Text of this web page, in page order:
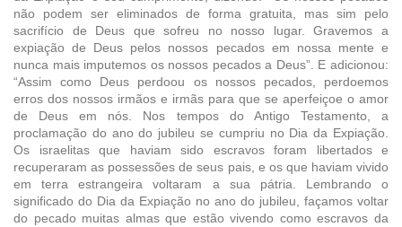
não podem ser eliminados de forma gratuita, mas sim pelo
sacrifício de Deus que sofreu no nosso lugar. Gravemos a
expiação de Deus pelos nossos pecados em nossa mente e
nunca mais imputemos os nossos pecados a Deus”. E adicionou:
“Assim como Deus perdoou os nossos pecados, perdoemos
erros dos nossos irmãos e irmãs para que se aperfeiçoe o amor
de Deus em nós. Nos tempos do Antigo Testamento, a
proclamação do ano do jubileu se cumpriu no Dia da Expiação.
Os israelitas que haviam sido escravos foram libertados e
recuperaram as possessões de seus pais, e os que haviam vivido
em terra estrangeira voltaram a sua pátria. Lembrando o
significado do Dia da Expiação no ano do jubileu, façamos voltar
do pecado muitas almas que estão vivendo como escravos da